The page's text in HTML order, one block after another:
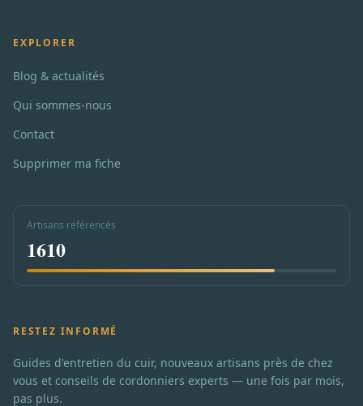
EXPLORER
Blog & actualités
Qui sommes-nous
Contact
Supprimer ma fiche
Artisans référencés
1610
RESTEZ INFORMÉ
Guides d'entretien du cuir, nouveaux artisans près de chez
vous et conseils de cordonniers experts — une fois par mois,
pas plus.